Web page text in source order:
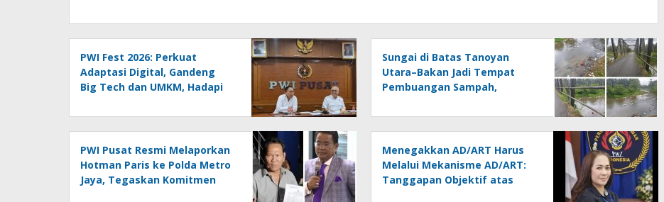
PWI Fest 2026: Perkuat
Adaptasi Digital, Gandeng
Big Tech dan UMKM, Hadapi
Lampung
Sungai di Batas Tanoyan
Utara–Bakan Jadi Tempat
Pembuangan Sampah,
Kontrol Pemerintah
Dipertanyakan
PWI Pusat Resmi Melaporkan
Hotman Paris ke Polda Metro
Jaya, Tegaskan Komitmen
Menegakkan AD/ART Harus
Melalui Mekanisme AD/ART:
Tanggapan Objektif atas